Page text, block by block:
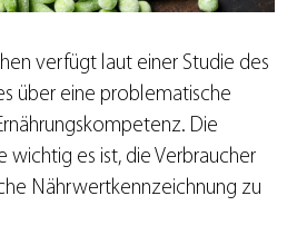
verfügt laut einer Studie des
über eine problematische
Die
wichtig es ist, die Verbraucher
Nährwertkennzeichnung zu